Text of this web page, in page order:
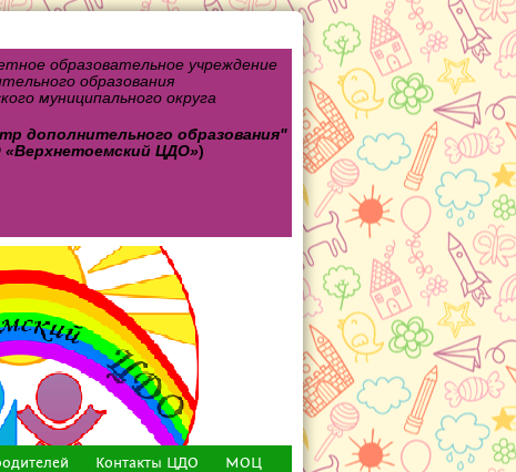
образовательное учреждение
образования
муниципального округа
дополнительного образования"
ЦДО»)
Контакты ЦДО МОЦ